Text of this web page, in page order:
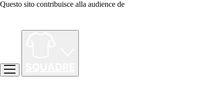
Questo sito contribuisce alla audience de